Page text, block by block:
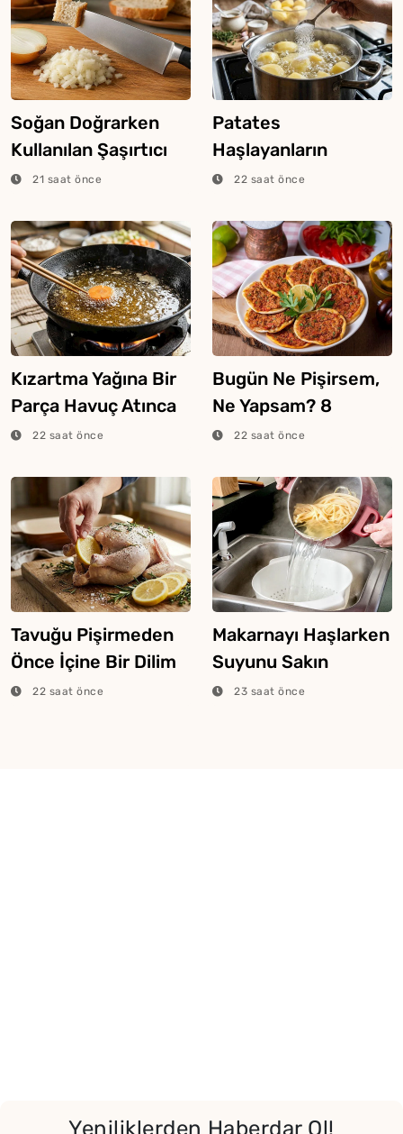
Soğan Doğrarken
Kullanılan Şaşırtıcı
Ekmek Tekniği
21 saat önce
Patates
Haşlayanların
Bilmesi Gereken
22 saat önce
Kızartma Yağına Bir
Parça Havuç Atınca
Ne Olur?
22 saat önce
Bugün Ne Pişirsem,
Ne Yapsam? 8
Ağustos 2026
22 saat önce
Tavuğu Pişirmeden
Önce İçine Bir Dilim
Limon Atarsanız Ne
22 saat önce
Makarnayı Haşlarken
Suyunu Sakın
Dökmeyin
23 saat önce
Yeniliklerden Haberdar Ol!